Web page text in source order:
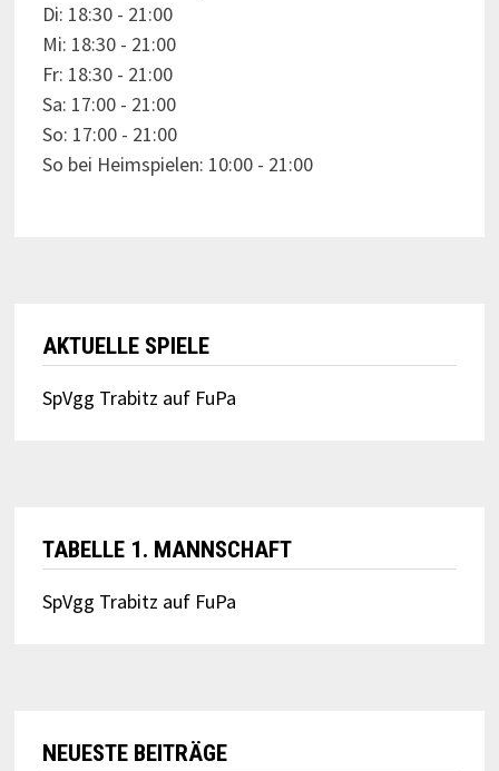
Di: 18:30 - 21:00
Mi: 18:30 - 21:00
Fr: 18:30 - 21:00
Sa: 17:00 - 21:00
So: 17:00 - 21:00
So bei Heimspielen: 10:00 - 21:00
AKTUELLE SPIELE
SpVgg Trabitz auf FuPa
TABELLE 1. MANNSCHAFT
SpVgg Trabitz auf FuPa
NEUESTE BEITRÄGE